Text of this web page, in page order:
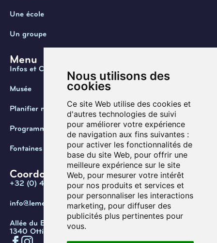
Nous utilisons des
cookies
Ce site Web utilise des cookies et
d'autres technologies de suivi
pour améliorer votre expérience
de navigation aux fins suivantes :
pour activer les fonctionnalités de
base du site Web, pour offrir une
meilleure expérience sur le site
Web, pour mesurer votre intérêt
pour nos produits et services et
pour personnaliser les interactions
marketing, pour diffuser des
publicités plus pertinentes pour
vous.
Une école
Un groupe
Menu
Infos et Contact
Musée
Planifier ma visite
Programmation
Fontaines de Belgique
Coordonnées
+32 (0) 470 / 67.20.55
info@lemef.be
Allée du Bois des Rêves 1,
1340 Ottignies-Louvain-la-Neuve